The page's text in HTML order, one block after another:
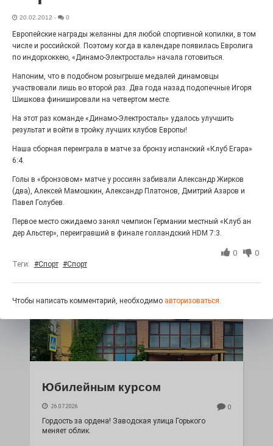
Радость в квадрате! На этой неделе электростальцев
дважды порадует проект «Районы-кварталы».
100 футов под килем!
«С ними дядька Черномор»
Юбилейным курсом
26.07.2026 0
Гордость за ордена! Заводская улица Горького
меняет облик.
20.02.2012 - 0
Европейские награды желанны для любой спортивной копилки, в том
числе и российской. Поэтому когда в календаре появилась Евролига
по индорхоккею, «Динамо-Электросталь» начала готовиться.
Напоним, что в подобном розыгрыше медалей динамовцы
участвовали лишь во второй раз. Два года назад подопечные Игоря
Шишкова финишировали на четвертом месте.
На этот раз команде «Динамо-Электросталь» удалось улучшить
результат и войти в тройку лучших клубов Европы!
Наша сборная переиграла в матче за бронзу испанский «Клуб Егара»
6:4.
Голы в «бронзовом» матче у россиян забивали Александр Жирков
(два), Алексей Мамошкин, Александр Платонов, Дмитрий Азаров и
Павел Голубев.
Первое место ожидаемо занял чемпион Германии местный «Клуб ан
дер Альстер», переигравший в финале голландский HDM 7:3.
0 0
Теги: #Спорт #Спорт
Чтобы написать комментарий, необходимо авторизоваться.